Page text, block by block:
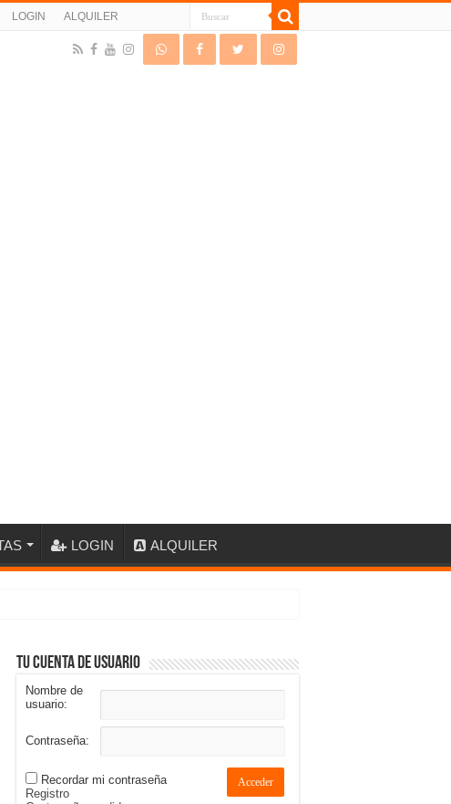
LOGIN ALQUILER
LOGIN ALQUILER
Tu cuenta de usuario
Nombre de
usuario:
Contraseña:
Recordar mi contraseña Acceder
Registro